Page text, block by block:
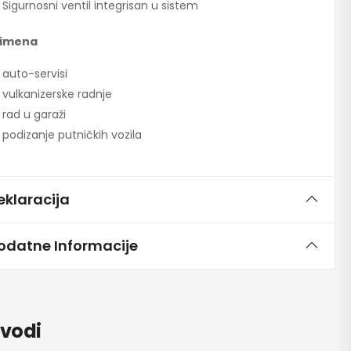
Sigurnosni ventil integrisan u sistem
auto-servisi
vulkanizerske radnje
rad u garaži
podizanje putničkih vozila
Informacije